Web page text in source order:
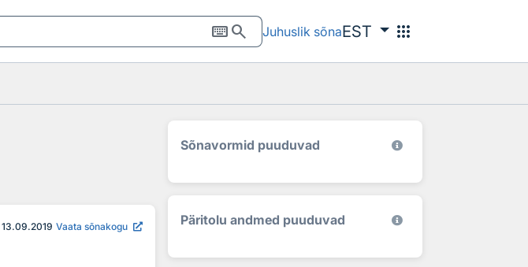
keyboardsearch Juhuslik sõnaEST apps
13.09.2019 Vaata sõnakogu
Sõnavormid puuduvad
Päritolu andmed puuduvad